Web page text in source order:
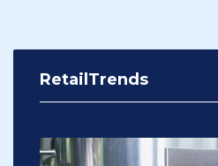
RetailTrends